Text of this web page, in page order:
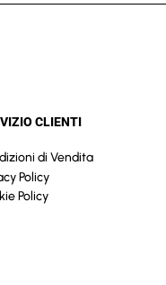
CLIENTI
di Vendita
Policy
Policy